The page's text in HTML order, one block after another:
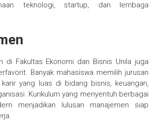
teknologi, startup, dan lembaga
di Fakultas Ekonomi dan Bisnis Unila juga
Banyak mahasiswa memilih jurusan
yang luas di bidang bisnis, keuangan,
Kurikulum yang menyentuh berbagai
menjadikan lulusan manajemen siap